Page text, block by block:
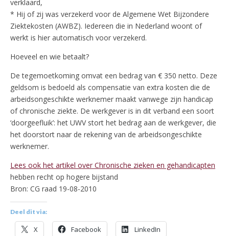
verklaard,
* Hij of zij was verzekerd voor de Algemene Wet Bijzondere
Ziektekosten (AWBZ). Iedereen die in Nederland woont of
werkt is hier automatisch voor verzekerd.
Hoeveel en wie betaalt?
De tegemoetkoming omvat een bedrag van € 350 netto. Deze
geldsom is bedoeld als compensatie van extra kosten die de
arbeidsongeschikte werknemer maakt vanwege zijn handicap
of chronische ziekte. De werkgever is in dit verband een soort
‘doorgeefluik’: het UWV stort het bedrag aan de werkgever, die
het doorstort naar de rekening van de arbeidsongeschikte
werknemer.
Lees ook het artikel over Chronische zieken en gehandicapten
hebben recht op hogere bijstand
Bron: CG raad 19-08-2010
Deel dit via:
X Facebook LinkedIn